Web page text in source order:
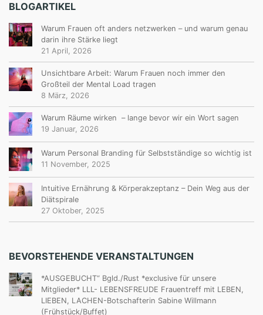
BLOGARTIKEL
Warum Frauen oft anders netzwerken – und warum genau
darin ihre Stärke liegt
21 April, 2026
Unsichtbare Arbeit: Warum Frauen noch immer den
Großteil der Mental Load tragen
8 März, 2026
Warum Räume wirken – lange bevor wir ein Wort sagen
19 Januar, 2026
Warum Personal Branding für Selbstständige so wichtig ist
11 November, 2025
Intuitive Ernährung & Körperakzeptanz – Dein Weg aus der
Diätspirale
27 Oktober, 2025
BEVORSTEHENDE VERANSTALTUNGEN
*AUSGEBUCHT“ Bgld./Rust *exclusive für unsere
Mitglieder* LLL- LEBENSFREUDE Frauentreff mit LEBEN,
LIEBEN, LACHEN-Botschafterin Sabine Willmann
(Frühstück/Buffet)